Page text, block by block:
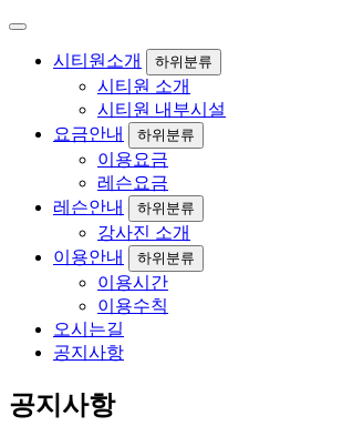
시티원소개 하위분류
시티원 소개
시티원 내부시설
요금안내
하위분류
이용요금
레슨요금
레슨안내
하위분류
강사진 소개
이용안내
하위분류
이용시간
이용수칙
오시는길
공지사항
공지사항